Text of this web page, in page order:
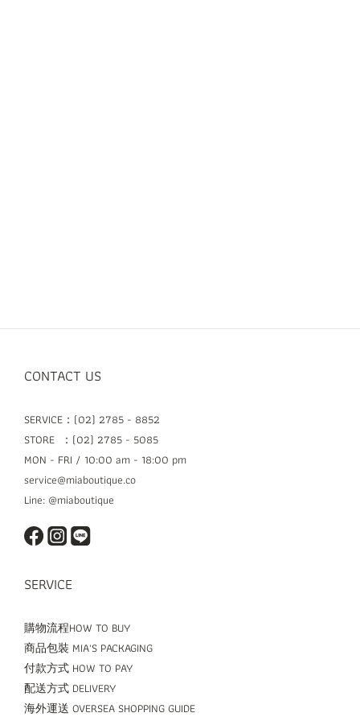
CONTACT US
SERVICE：(02) 2785 - 8852
STORE ：(02) 2785 - 5085
MON - FRI / 10:00 am - 18:00 pm
service@miaboutique.co
Line: @miaboutique
SERVICE
購物流程HOW TO BUY
商品包裝 MIA'S PACKAGING
付款方式 HOW TO PAY
配送方式 DELIVERY
海外運送 OVERSEA SHOPPING GUIDE